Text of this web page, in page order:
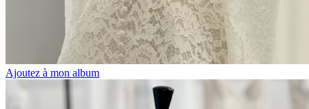
Ajoutez à mon album